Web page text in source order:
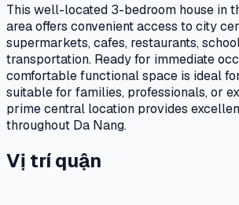
This well-located 3-bedroom house in
area offers convenient access to city
supermarkets, cafes, restaurants,
transportation. Ready for immediate
comfortable functional space is ideal
suitable for families, professionals, or
prime central location provides
throughout Da Nang.
Vị trí quận